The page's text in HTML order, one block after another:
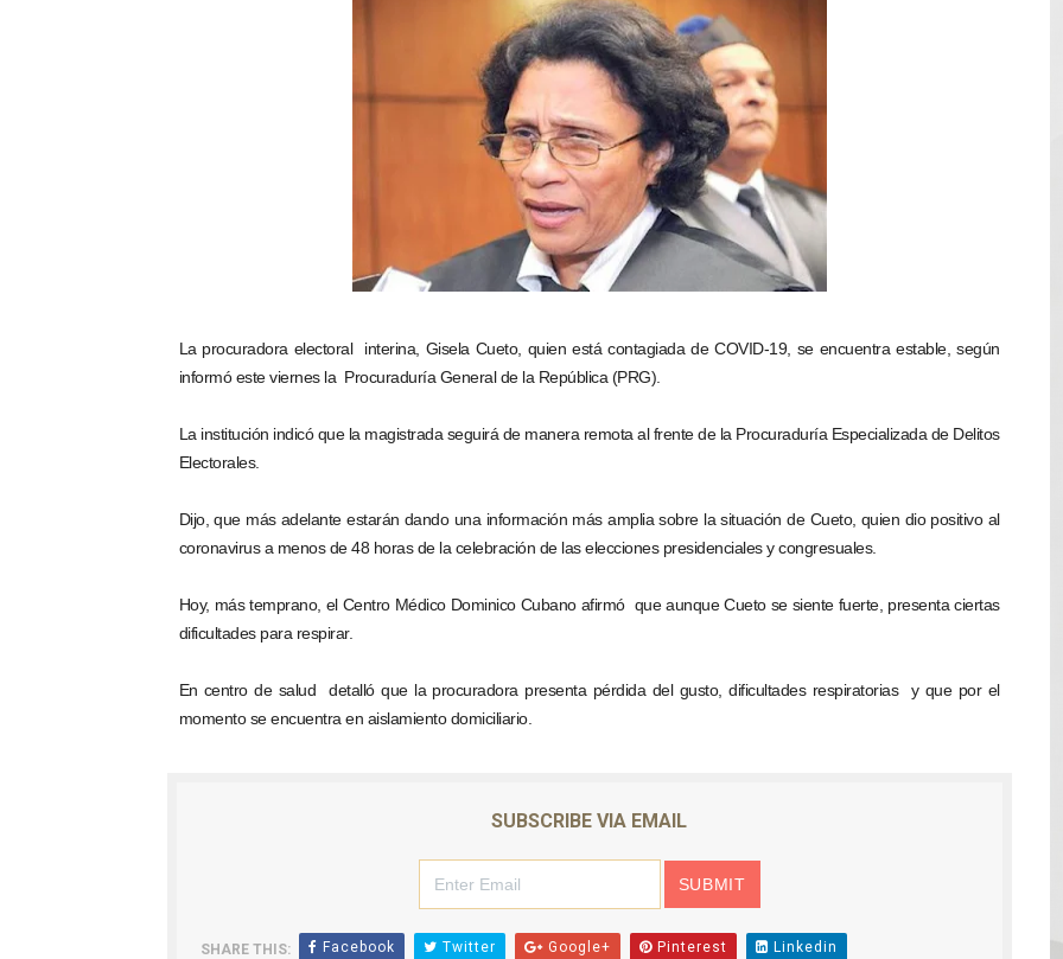
La nube sahariana número 14 se ha alejado de República Dominicana en las últimas
Tasa del dólar jueves 06 de agosto de 2026
Indomet pronostica temperaturas de hasta 35 °C para este miércoles
JAPY VERDEI MISS MICHELL ROSARIO
JAPY VERDEI MR. EDDY OLIVO (CONTROLANDOELEJIDO.COM)
La procuradora electoral interina, Gisela Cueto, quien está contagiada de COVID-19, se encuentra estable, según
informó este viernes la Procuraduría General de la República (PRG).
La institución indicó que la magistrada seguirá de manera remota al frente de la Procuraduría Especializada de Delitos
Electorales.
Dijo, que más adelante estarán dando una información más amplia sobre la situación de Cueto, quien dio positivo al
coronavirus a menos de 48 horas de la celebración de las elecciones presidenciales y congresuales.
Hoy, más temprano, el Centro Médico Dominico Cubano afirmó que aunque Cueto se siente fuerte, presenta ciertas
dificultades para respirar.
En centro de salud detalló que la procuradora presenta pérdida del gusto, dificultades respiratorias y que por el
momento se encuentra en aislamiento domiciliario.
SUBSCRIBE VIA EMAIL
SHARE THIS: Facebook Twitter Google+ Pinterest Linkedin